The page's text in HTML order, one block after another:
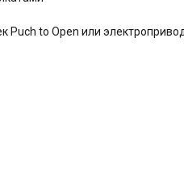
Puch to Open или